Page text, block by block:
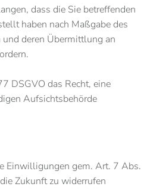
dass die Sie betreffenden
haben nach Maßgabe des
deren Übermittlung an
DSGVO das Recht, eine
Aufsichtsbehörde
Einwilligungen gem. Art. 7 Abs.
Zukunft zu widerrufen